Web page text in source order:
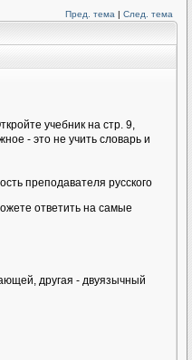
Пред. тема | След. тема
учебник на стр. 9,
- это не учить словарь и
преподавателя русского
ответить на самые
другая - двуязычный